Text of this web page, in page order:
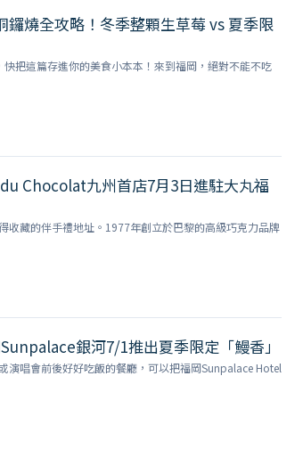
鑼燒全攻略！冬季整顆生草莓 vs 夏季限
把這篇存進你的美食小本本！來到福岡，絕對不能不吃
Chocolat九州首店7月3日進駐大丸福
收藏的伴手禮地址。1977年創立於巴黎的高級巧克力品牌
銀河7/1推出夏季限定「鰻香」
演唱會前後好好吃飯的餐廳，可以把福岡Sunpalace Hotel